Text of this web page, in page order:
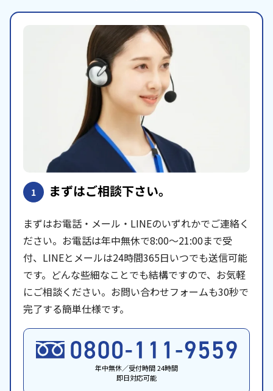
1 まずはご相談下さい。
まずはお電話・メール・LINEのいずれかでご連絡く
ださい。お電話は年中無休で8:00〜21:00まで受
付、LINEとメールは24時間365日いつでも送信可能
です。どんな些細なことでも結構ですので、お気軽
にご相談ください。お問い合わせフォームも30秒で
完了する簡単仕様です。
年中無休／受付時間 24時間
即日対応可能